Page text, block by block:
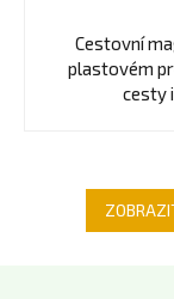
Cestovní
plastovém
cesty